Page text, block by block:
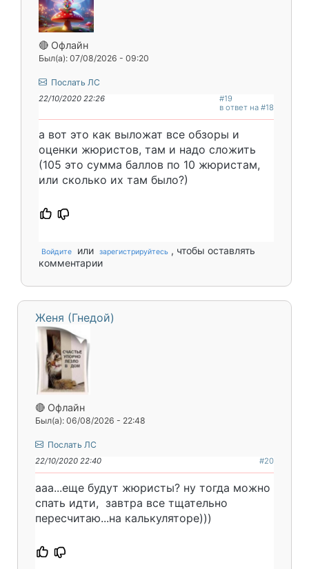
🔴 Офлайн
Был(а): 07/08/2026 - 09:20
Послать ЛС
22/10/2020 22:26
#19
в ответ на #18
а вот это как выложат все обзоры и
оценки жюристов, там и надо сложить
(105 это сумма баллов по 10 жюристам,
или сколько их там было?)
Войдите или зарегистрируйтесь , чтобы оставлять
комментарии
Женя (Гнедой)
🔴 Офлайн
Был(а): 06/08/2026 - 22:48
Послать ЛС
22/10/2020 22:40 #20
ааа...еще будут жюристы? ну тогда можно
спать идти, завтра все тщательно
пересчитаю...на калькуляторе)))